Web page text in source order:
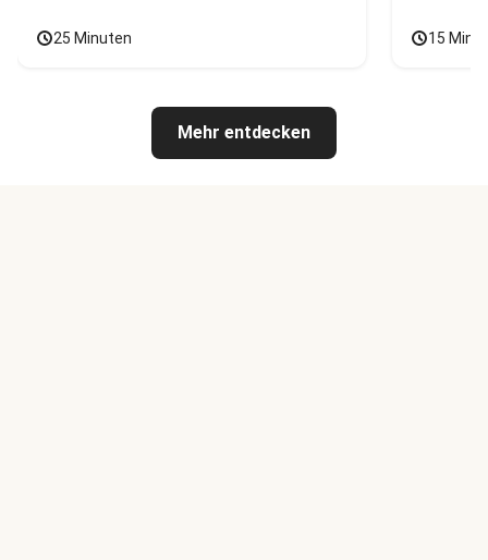
25 Minuten 15
Mehr entdecken